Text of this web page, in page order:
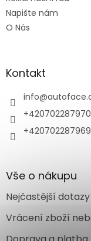
Napište nám
O Nás
Kontakt
info@
+420702287970
+420702287969
Vše o nákupu
Nejčastější dotazy
Vrácení zboží